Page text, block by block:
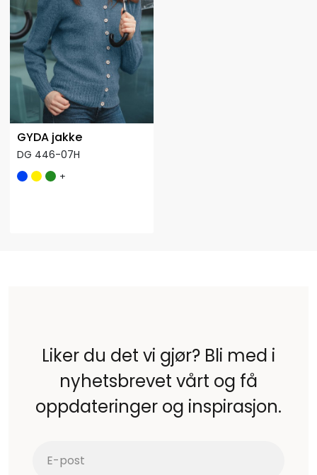
GYDA jakke
DG 446-07H
+
Liker du det vi gjør? Bli med i
nyhetsbrevet vårt og få
oppdateringer og inspirasjon.